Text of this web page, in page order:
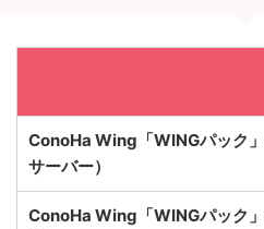
ConoHa Wing「WINGパック
サーバー）
ConoHa Wing「WINGパック